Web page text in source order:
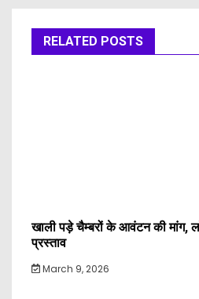
RELATED POSTS
खाली पड़े चैम्बरों के आवंटन की मांग,
प्रस्ताव
March 9, 2026